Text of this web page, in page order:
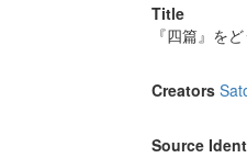
Title
『四篇』を
Creators
Source